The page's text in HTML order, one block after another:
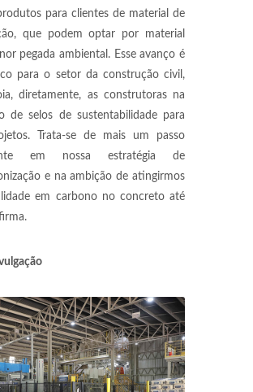
para clientes de material de
que podem optar por material
pegada ambiental. Esse avanço é
para o setor da construção civil,
diretamente, as construtoras na
de selos de sustentabilidade para
Trata-se de mais um passo
em nossa estratégia de
e na ambição de atingirmos
em carbono no concreto até